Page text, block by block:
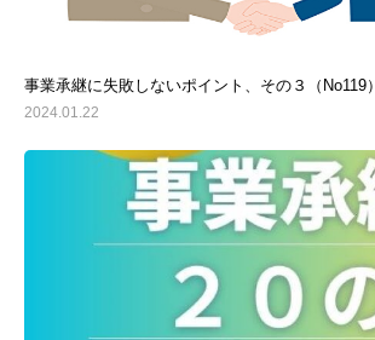
事業承継に失敗しないポイント、その３（No119）
2024.01.22